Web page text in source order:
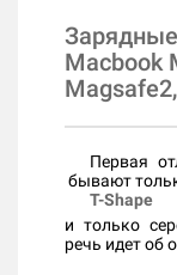
Macbook
Первая
бывают
T-Shape
и только
речь идет об